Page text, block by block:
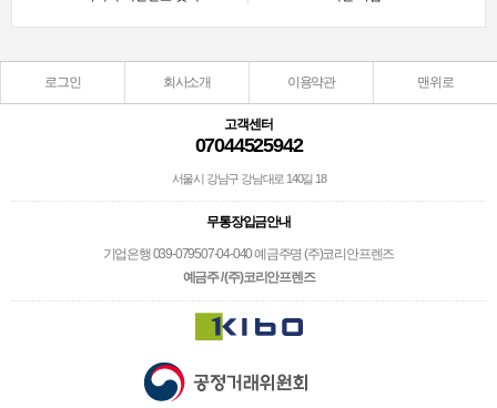
로그인 회사소개 이용약관 맨위로
고객센터
07044525942
서울시 강남구 강남대로 140길 18
무통장입금안내
기업은행 039-079507-04-040 예금주명 (주)코리안프렌즈
예금주 / (주)코리안프렌즈